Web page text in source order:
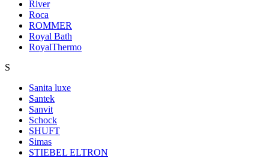
River
Roca
ROMMER
Royal Bath
RoyalThermo
S
Sanita luxe
Santek
Sanvit
Schock
SHUFT
Simas
STIEBEL ELTRON